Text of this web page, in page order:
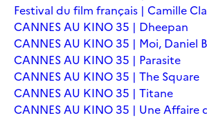
Festival du film français | Camille
CANNES AU KINO 35 | Dheepan
CANNES AU KINO 35 | Moi, Daniel
CANNES AU KINO 35 | Parasite
CANNES AU KINO 35 | The Square
CANNES AU KINO 35 | Titane
CANNES AU KINO 35 | Une Affaire